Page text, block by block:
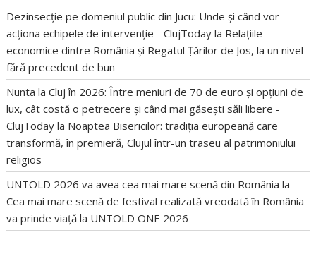
Dezinsecție pe domeniul public din Jucu: Unde și când vor
acționa echipele de intervenție - ClujToday la Relațiile
economice dintre România și Regatul Țărilor de Jos, la un nivel
fără precedent de bun
Nunta la Cluj în 2026: Între meniuri de 70 de euro și opțiuni de
lux, cât costă o petrecere și când mai găsești săli libere -
ClujToday la Noaptea Bisericilor: tradiția europeană care
transformă, în premieră, Clujul într-un traseu al patrimoniului
religios
UNTOLD 2026 va avea cea mai mare scenă din România la
Cea mai mare scenă de festival realizată vreodată în România
va prinde viață la UNTOLD ONE 2026